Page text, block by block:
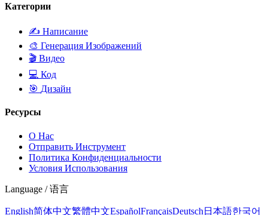
Категории
✍️ Написание
🎨 Генерация Изображений
🎬 Видео
💻 Код
🎯 Дизайн
Ресурсы
О Нас
Отправить Инструмент
Политика Конфиденциальности
Условия Использования
Language / 语言
English简体中文繁體中文EspañolFrançaisDeutsch 日本語한국어